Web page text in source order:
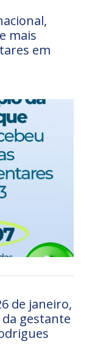
mais
em
de janeiro,
gestante